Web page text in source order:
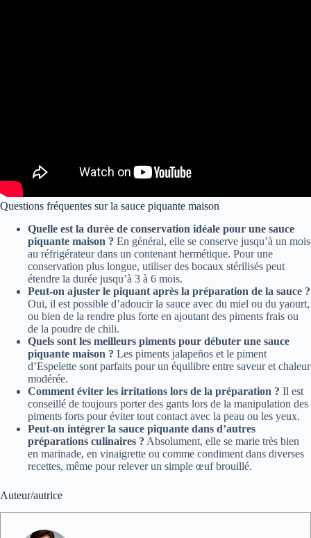
Questions fréquentes sur la sauce piquante maison
Quelle est la durée de conservation idéale pour une sauce
piquante maison ? En général, elle se conserve jusqu’à un mois
au réfrigérateur dans un contenant hermétique. Pour une
conservation plus longue, utiliser des bocaux stérilisés peut
étendre la durée jusqu’à 3 à 6 mois.
Peut-on ajuster le piquant après la préparation de la sauce ?
Oui, il est possible d’adoucir la sauce avec du miel ou du yaourt,
ou bien de la rendre plus forte en ajoutant des piments frais ou
de la poudre de chili.
Quels sont les meilleurs piments pour débuter une sauce
piquante maison ? Les piments jalapeños et le piment
d’Espelette sont parfaits pour un équilibre entre saveur et chaleur
modérée.
Comment éviter les irritations lors de la préparation ? Il est
conseillé de toujours porter des gants lors de la manipulation des
piments forts pour éviter tout contact avec la peau ou les yeux.
Peut-on intégrer la sauce piquante dans d’autres
préparations culinaires ? Absolument, elle se marie très bien
en marinade, en vinaigrette ou comme condiment dans diverses
recettes, même pour relever un simple œuf brouillé.
Auteur/autrice